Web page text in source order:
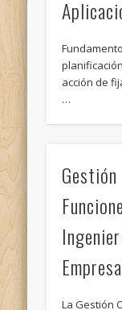
acción de
…
La Gestión